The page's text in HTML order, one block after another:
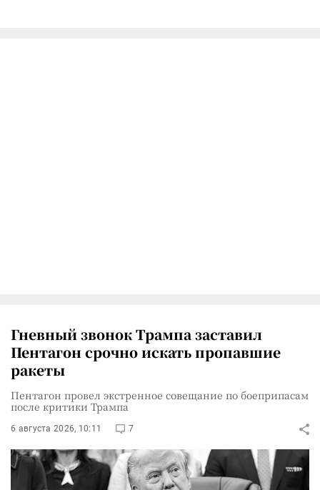
Гневный звонок Трампа заставил
Пентагон срочно искать пропавшие
ракеты
Пентагон провел экстренное совещание по боеприпасам
после критики Трампа
6 августа 2026, 10:11 7